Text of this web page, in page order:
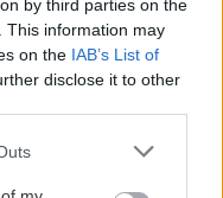
by third parties on the
This information may
on the IAB’s List of
disclose it to other
one or more Google
στάθηκε στην
των
ότι τα μέτρα
καθώς δεν
πλέον και